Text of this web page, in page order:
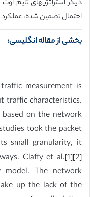
دیگر استراتژیهای تایم
احتمال تضمین شده، عملکرد
بخشی از مقاله انگلیسی:
measurement is
traffic characteristics.
on the network
took the packet
small granularity, it
Claffy et al.[1][2]
model. The network
up the lack of the